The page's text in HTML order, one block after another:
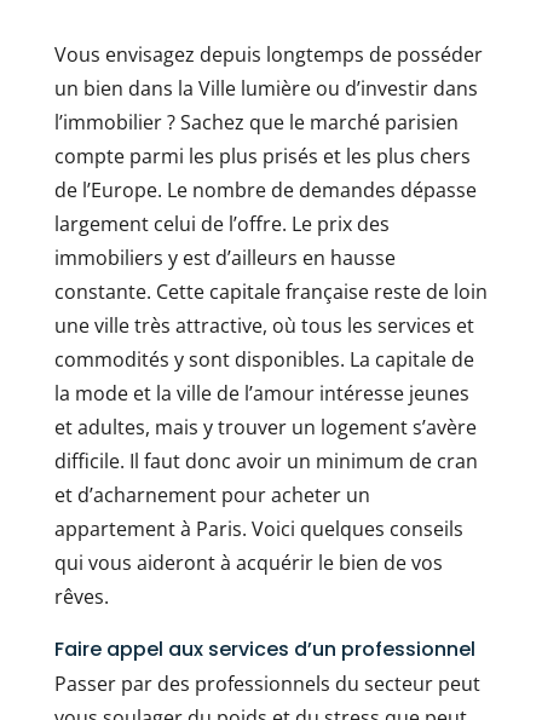
Vous envisagez depuis longtemps de posséder
un bien dans la Ville lumière ou d’investir dans
l’immobilier ? Sachez que le marché parisien
compte parmi les plus prisés et les plus chers
de l’Europe. Le nombre de demandes dépasse
largement celui de l’offre. Le prix des
immobiliers y est d’ailleurs en hausse
constante. Cette capitale française reste de loin
une ville très attractive, où tous les services et
commodités y sont disponibles. La capitale de
la mode et la ville de l’amour intéresse jeunes
et adultes, mais y trouver un logement s’avère
difficile. Il faut donc avoir un minimum de cran
et d’acharnement pour acheter un
appartement à Paris. Voici quelques conseils
qui vous aideront à acquérir le bien de vos
rêves.
Faire appel aux services d’un professionnel
Passer par des professionnels du secteur peut